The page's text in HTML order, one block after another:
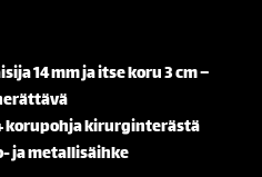
14 mm ja itse koru 3 cm –
korupohja kirurginterästä
ja metallisäihke